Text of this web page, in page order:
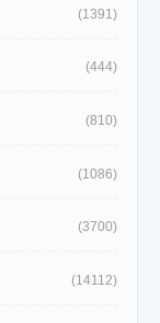
(1391)
(444)
(810)
(1086)
(3700)
(14112)